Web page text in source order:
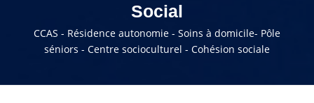
Social
CCAS - Résidence autonomie - Soins à domicile- Pôle
séniors - Centre socioculturel - Cohésion sociale